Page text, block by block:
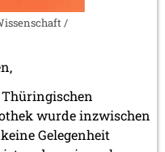
/
wurde inzwischen
Gelegenheit